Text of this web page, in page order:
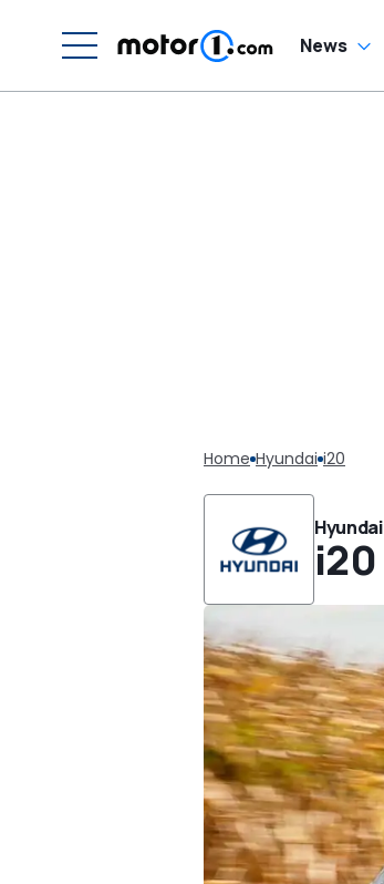
News
Home Hyundai i20
Hyundai
i20